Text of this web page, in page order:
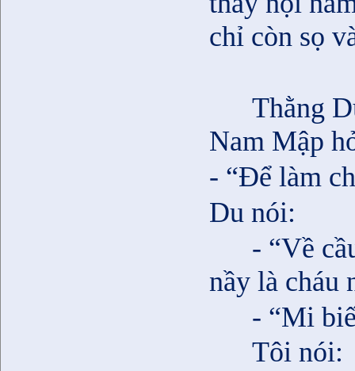
chỉ còn sọ
Thằng
Nam Mập
- “Để làm
Du nói:
- “Về
nầy là cháu
- “Mi
Tôi nói: